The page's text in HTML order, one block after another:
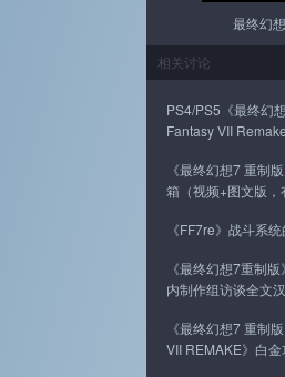
最终幻
相关讨论
PS4/PS5《最终幻
Fantasy VII
《最终幻想7 重制
箱（视频+图文版，
《FF7re》战斗系
《最终幻想7重制
内制作组访谈全文
《最终幻想7 重制
VII REMAKE》白金